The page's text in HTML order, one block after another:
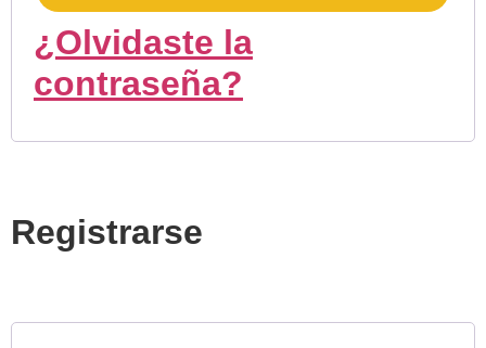
¿Olvidaste la
contraseña?
Registrarse